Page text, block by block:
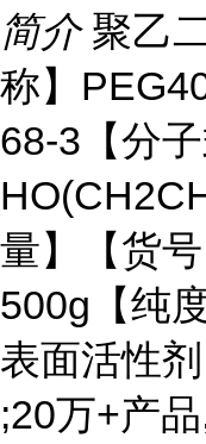
简介 聚乙
称】
68-3【分子
量】【货
500g【纯
表面活性
;20万+产